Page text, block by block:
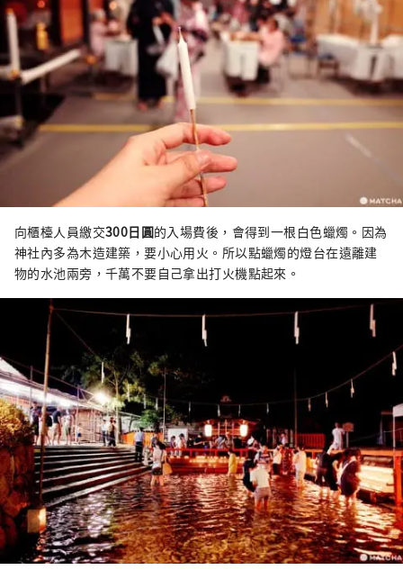
向櫃檯人員繳交300日圓的入場費後，會得到一根白色蠟燭。因為
神社內多為木造建築，要小心用火。所以點蠟燭的燈台在遠離建
物的水池兩旁，千萬不要自己拿出打火機點起來。